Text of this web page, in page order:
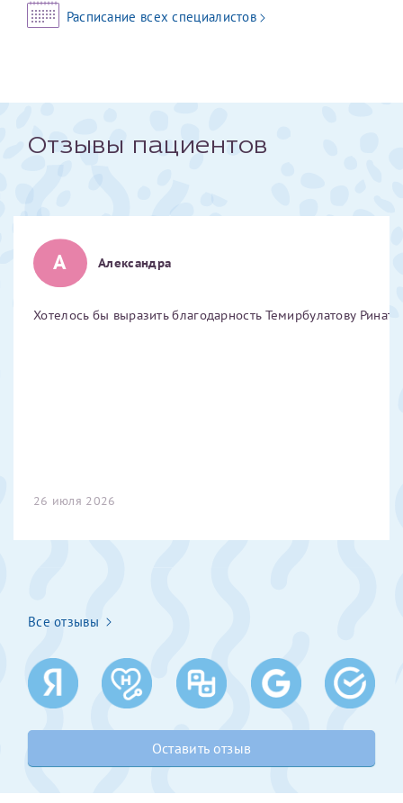
Расписание всех специалистов
Отзывы пациентов
А Александра
Хотелось бы выразить благодарность Темирбулатову
26 июля 2026
Все отзывы
Оставить отзыв
Ринату Рафаильевичу. Словами не описать, на сколько
счастливыми родителями доченьки, которой
налогоплательщика* (основной разворот с фотографией,
вашими данными и местом выдачи)